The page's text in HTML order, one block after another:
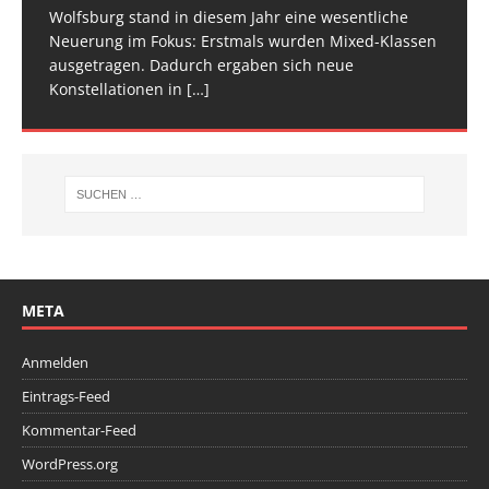
Wolfsburg stand in diesem Jahr eine wesentliche
Neuerung im Fokus: Erstmals wurden Mixed-Klassen
ausgetragen. Dadurch ergaben sich neue
Konstellationen in […]
[…]
Spitze im Trampolinturnen in Biberach an der Riß
(Baden-Württemberg) zu einem hochkarätigen
Wettkampfwochenende: Am Samstag standen die
Deutschen[…]
META
Anmelden
Eintrags-Feed
Kommentar-Feed
WordPress.org